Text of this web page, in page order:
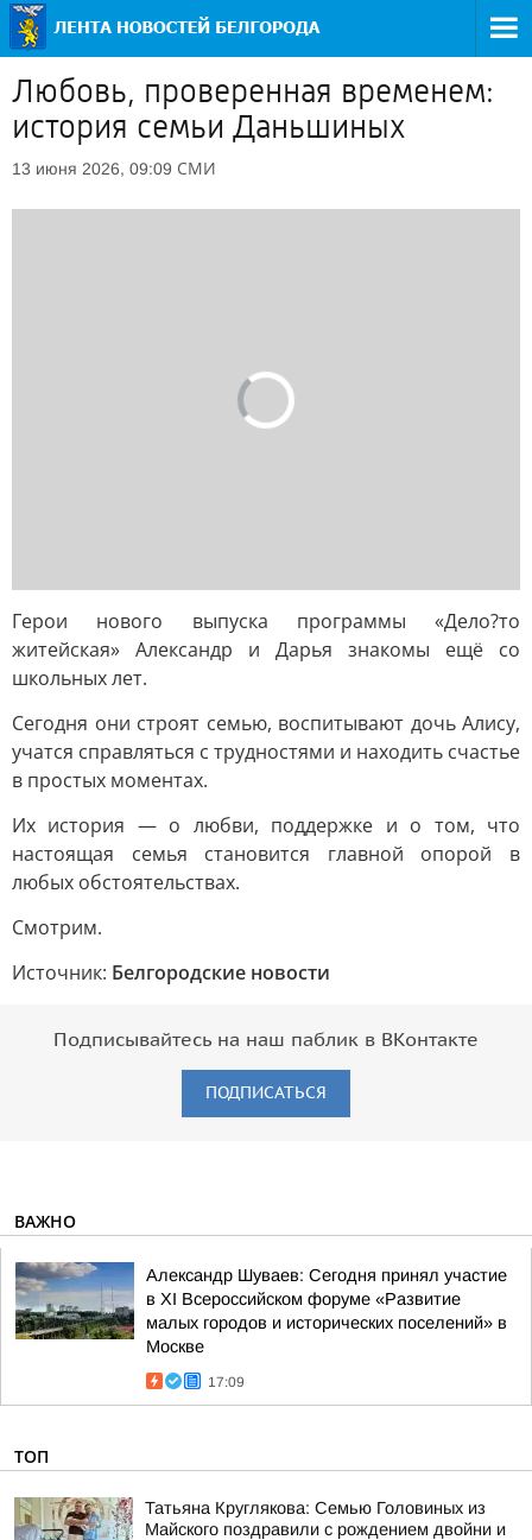
Любовь, проверенная временем:
история семьи Даньшиных
13 июня 2026, 09:09 СМИ
Герои нового выпуска программы «Дело?то
житейская» Александр и Дарья знакомы ещё со
школьных лет.
Сегодня они строят семью, воспитывают дочь Алису,
учатся справляться с трудностями и находить счастье
в простых моментах.
Их история — о любви, поддержке и о том, что
настоящая семья становится главной опорой в
любых обстоятельствах.
Смотрим.
Источник: Белгородские новости
Подписывайтесь на наш паблик в ВКонтакте
ПОДПИСАТЬСЯ
ВАЖНО
Александр Шуваев: Сегодня принял участие
в XI Всероссийском форуме «Развитие
малых городов и исторических поселений» в
Москве
17:09
ТОП
Татьяна Круглякова: Семью Головиных из
Майского поздравили с рождением двойни и